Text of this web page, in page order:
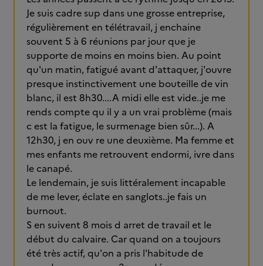
Je suis cadre sup dans une grosse entreprise,
régulièrement en télétravail, j enchaine
souvent 5 à 6 réunions par jour que je
supporte de moins en moins bien. Au point
qu'un matin, fatigué avant d'attaquer, j'ouvre
presque instinctivement une bouteille de vin
blanc, il est 8h30....A midi elle est vide..je me
rends compte qu il y a un vrai problème (mais
c est la fatigue, le surmenage bien sûr...). A
12h30, j en ouv re une deuxième. Ma femme et
mes enfants me retrouvent endormi, ivre dans
le canapé.
Le lendemain, je suis littéralement incapable
de me lever, éclate en sanglots..je fais un
burnout.
S en suivent 8 mois d arret de travail et le
début du calvaire. Car quand on a toujours
été très actif, qu'on a pris l'habitude de